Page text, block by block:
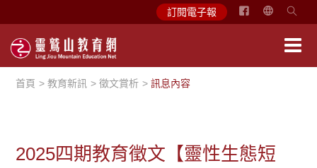
訂閱電子報
简
首頁 教育新訊 徵文賞析 訊息內容
2025四期教育徵文【靈性生態短